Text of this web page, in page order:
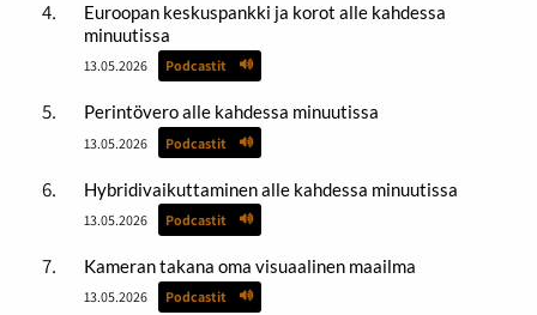
Euroopan keskuspankki ja korot alle kahdessa
minuutissa
13.05.2026 Podcastit
Perintövero alle kahdessa minuutissa
13.05.2026 Podcastit
Hybridivaikuttaminen alle kahdessa minuutissa
13.05.2026 Podcastit
Kameran takana oma visuaalinen maailma
13.05.2026 Podcastit